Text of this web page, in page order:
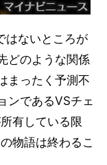
はないところが
どのような関係
まったく予測不
ンであるVSチェ
有している限
物語は終わるこ